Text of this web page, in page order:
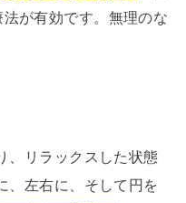
が有効です。無理のな
、リラックスした状態
、左右に、そして円を